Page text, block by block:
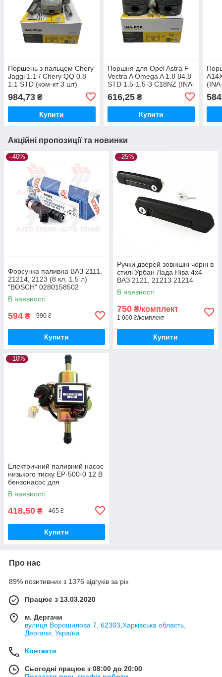
Поршень з пальцем Chery
Jaggi 1.1 / Chery QQ 0.8
1.1 STD (ком-кт 3 шт)
984,73 ₴
Купити
Поршня для Opel Astra F
Vectra A Omega A 1.8 84.8
STD 1.5-1.5-3 C18NZ (INA-
616,25₴
Купити
Акційні пропозиції та новинки
–40%
Форсунка паливна ВАЗ 2111,
21214, 2123 (8 кл. 1.5 л)
"BOSCH" 0280158502
В наявності
594 ₴ 990 ₴
Купити
–25%
Ручки дверей зовнішні чорні в
стилі Урбан Лада Ніва 4х4
ВАЗ 2121, 21213 21214
В наявності
750 ₴/комплект
1 000 ₴/комплект
Купити
–10%
Електричний паливний насос
низького тиску EP-500-0 12 В
бензонасос для
перекачування палива
дизеля бензину
В наявності
418,50 ₴ 465 ₴
Купити
Про нас
89% позитивних з 1376 відгуків за рік
Працює з 13.03.2020
м. Дергачи
вулиця Ворошилова 7, 62303,Харківська область,
Дергачи, Україна
Контакти
Сьогодні працює з 08:00 до 20:00